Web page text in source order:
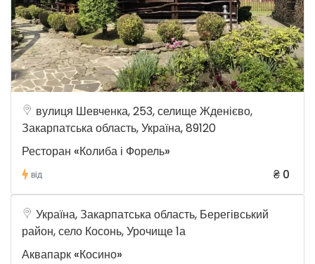
вулиця Шевченка, 253, селище Жденієво,
Закарпатська область, Україна, 89120
Ресторан «Колиба і Форель»
від ₴ 0
Україна, Закарпатська область, Берегівський
район, село Косонь, Урочище 1а
Аквапарк «Косино»